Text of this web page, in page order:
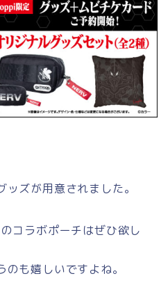
ズが用意されました。
コラボポーチはぜひ欲し
も嬉しいですよね。